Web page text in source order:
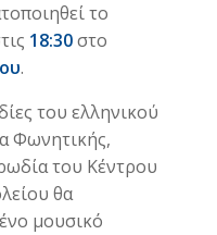
το
18:30στο
.
του ελληνικού
Φωνητικής,
του Κέντρου
θα
μουσικό